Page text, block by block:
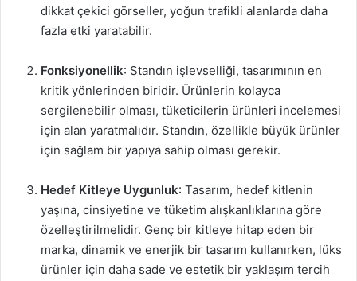
dikkat çekici görseller, yoğun trafikli alanlarda daha
fazla etki yaratabilir.
Fonksiyonellik: Standın işlevselliği, tasarımının en
kritik yönlerinden biridir. Ürünlerin kolayca
sergilenebilir olması, tüketicilerin ürünleri incelemesi
için alan yaratmalıdır. Standın, özellikle büyük ürünler
için sağlam bir yapıya sahip olması gerekir.
Hedef Kitleye Uygunluk: Tasarım, hedef kitlenin
yaşına, cinsiyetine ve tüketim alışkanlıklarına göre
özelleştirilmelidir. Genç bir kitleye hitap eden bir
marka, dinamik ve enerjik bir tasarım kullanırken, lüks
ürünler için daha sade ve estetik bir yaklaşım tercih